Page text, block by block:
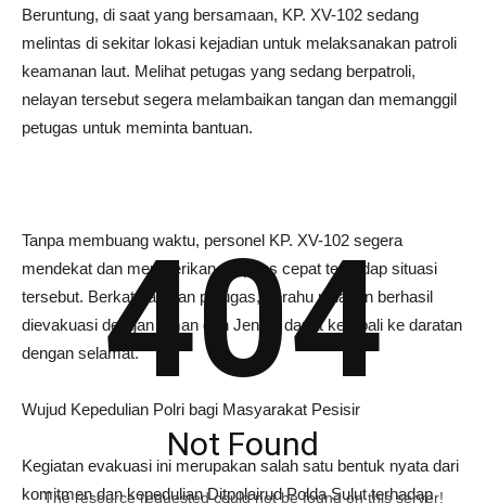
Beruntung, di saat yang bersamaan, KP. XV-102 sedang
melintas di sekitar lokasi kejadian untuk melaksanakan patroli
keamanan laut. Melihat petugas yang sedang berpatroli,
nelayan tersebut segera melambaikan tangan dan memanggil
petugas untuk meminta bantuan.
Tanpa membuang waktu, personel KP. XV-102 segera
mendekat dan memberikan respons cepat terhadap situasi
tersebut. Berkat bantuan petugas, perahu nelayan berhasil
dievakuasi dengan aman dan Jendly dapat kembali ke daratan
dengan selamat.
Wujud Kepedulian Polri bagi Masyarakat Pesisir
Kegiatan evakuasi ini merupakan salah satu bentuk nyata dari
komitmen dan kepedulian Ditpolairud Polda Sulut terhadap
404
Not Found
The resource requested could not be found on this server!